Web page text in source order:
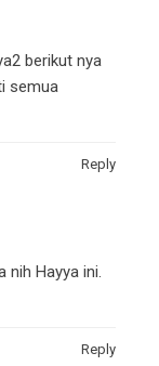
berikut nya
semua
Reply
nih Hayya ini.
Reply